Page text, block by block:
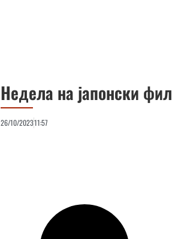
Недела на јапонски
26/10/202311:57